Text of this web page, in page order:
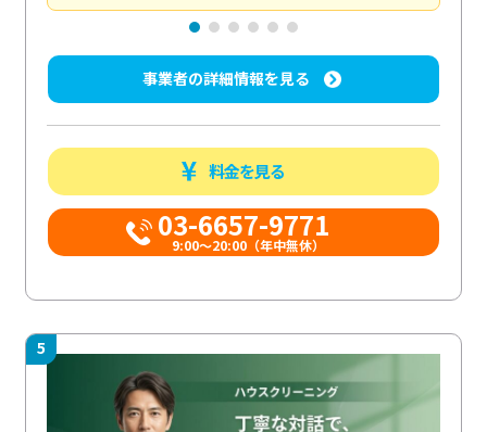
事業者の詳細情報を見る
料金を見る
03-6657-9771
9:00～20:00（年中無休）
5